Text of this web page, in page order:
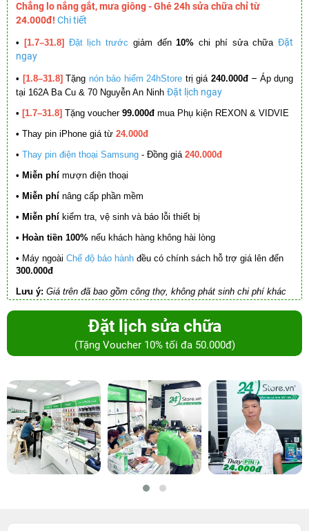
Chẳng lo nắng gắt, mưa giông - Ghé 24h sửa chữa chỉ từ
24.000đ! Chi tiết
• [1.7–31.8] Đặt lịch trước giảm đến10% chi phí sửa chữa Đặt
ngay
• [1.8–31.8] Tặng nón bảo hiểm 24hStore trị giá 240.000đ – Áp dụng
tại 162A Ba Cu & 70 Nguyễn An Ninh Đặt lịch ngay
• [1.7–31.8] Tặng voucher 99.000đ mua Phụ kiện REXON & VIDVIE
• Thay pin iPhone giá từ 24.000đ
• Thay pin điện thoại Samsung - Đồng giá 240.000đ
• Miễn phí mượn điện thoại
• Miễn phí nâng cấp phần mềm
• Miễn phí kiểm tra, vệ sinh và báo lỗi thiết bị
• Hoàn tiền 100% nếu khách hàng không hài lòng
• Máy ngoài Chế độ bảo hành đều có chính sách hỗ trợ giá lên đến
300.000đ
Lưu ý: Giá trên đã bao gồm công thợ, không phát sinh chi phí khác
Đặt lịch sửa chữa
(Tặng Voucher 10% tối đa 50.000đ)